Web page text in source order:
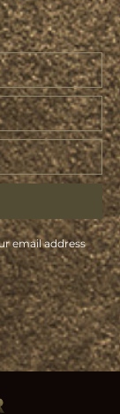
email address